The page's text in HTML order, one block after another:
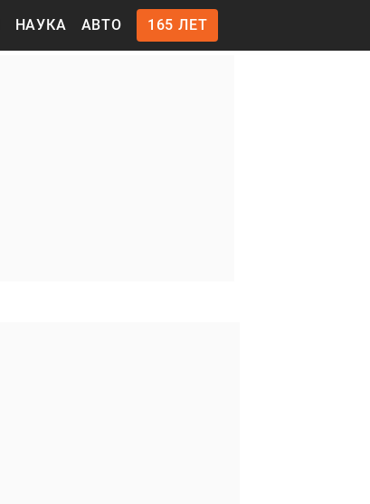
НАУКА АВТО 165 ЛЕТ